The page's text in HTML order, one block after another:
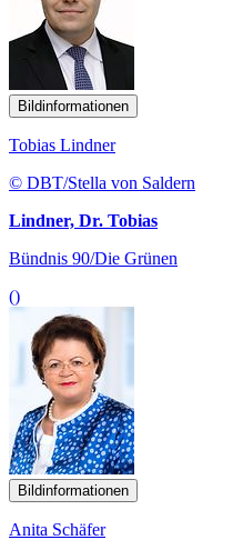
Bildinformationen
Tobias Lindner
© DBT/Stella von Saldern
Lindner, Dr. Tobias
Bündnis 90/Die Grünen
()
Bildinformationen
Anita Schäfer